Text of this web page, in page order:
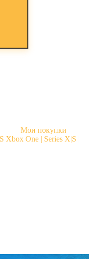
Мои покупки
Xbox One | Series X|S |